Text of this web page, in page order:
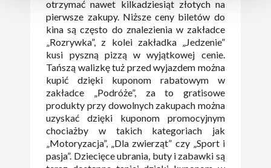
otrzymać nawet kilkadziesiąt złotych na
pierwsze zakupy. Niższe ceny biletów do
kina są często do znalezienia w zakładce
„Rozrywka”, z kolei zakładka „Jedzenie”
kusi pyszną pizzą w wyjątkowej cenie.
Tańszą walizkę tuż przed wyjazdem można
kupić dzięki kuponom rabatowym w
zakładce „Podróże”, za to gratisowe
produkty przy dowolnych zakupach można
uzyskać dzięki kuponom promocyjnym
chociażby w takich kategoriach jak
„Motoryzacja”, „Dla zwierząt” czy „Sport i
pasja”. Dziecięce ubrania, buty i zabawki są